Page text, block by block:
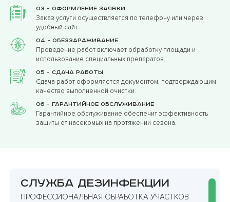
03 - Оформление заявки
Заказ услуги осуществляется по телефону или через
удобный сайт.
04 - Обеззараживание
Проведение работ включает обработку площади и
использование специальных препаратов.
05 - Сдача работы
Сдача работ оформляется документом, подтверждающим
качество выполненной очистки.
06 - Гарантийное обслуживание
Гарантийное обслуживание обеспечит эффективность
защиты от насекомых на протяжении сезона.
Служба дезинфекции
ПРОФЕССИОНАЛЬНАЯ ОБРАБОТКА УЧАСТКОВ